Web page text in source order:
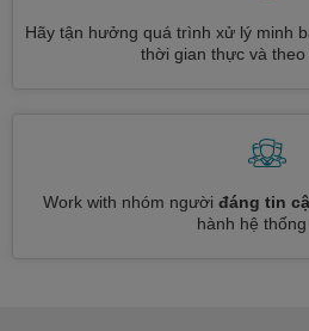
Hãy tận hưởng quá trình xử lý minh
thời gian thực và theo
Work with nhóm người đáng tin
hành hệ